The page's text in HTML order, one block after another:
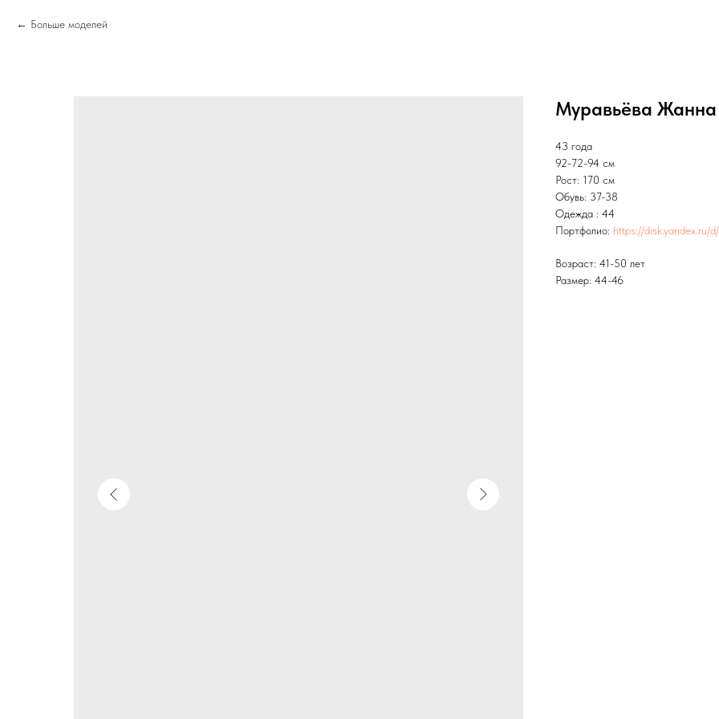
Больше моделей
Муравьёва Жанна
43 года
92-72-94 см
Рост: 170 см
Обувь: 37-38
Одежда : 44
Портфолио: https://disk.yandex.ru/
Возраст: 41-50 лет
Размер: 44-46